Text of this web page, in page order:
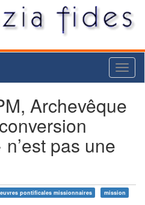
Archevêque
pas une
pontificales missionnaires mission